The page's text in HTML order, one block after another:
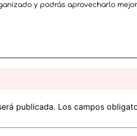
y podrás aprovecharlo
publicada. Los campos